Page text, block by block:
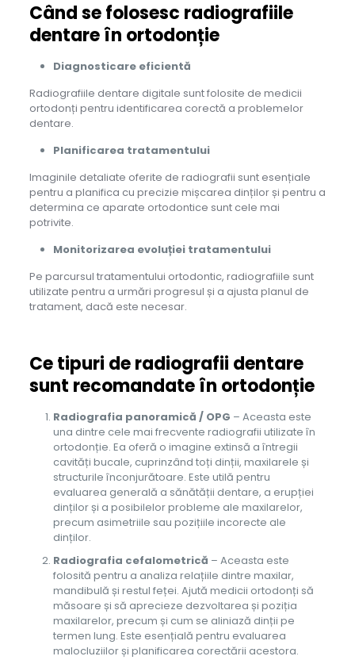
Când se folosesc radiografiile
dentare în ortodonție
Diagnosticare eficientă
Radiografiile dentare digitale sunt folosite de medicii
ortodonți pentru identificarea corectă a problemelor
dentare.
Planificarea tratamentului
Imaginile detaliate oferite de radiografii sunt esențiale
pentru a planifica cu precizie mișcarea dinților și pentru a
determina ce aparate ortodontice sunt cele mai
potrivite.
Monitorizarea evoluției tratamentului
Pe parcursul tratamentului ortodontic, radiografiile sunt
utilizate pentru a urmări progresul și a ajusta planul de
tratament, dacă este necesar.
Ce tipuri de radiografii dentare
sunt recomandate în ortodonție
Radiografia panoramică / OPG – Aceasta este
una dintre cele mai frecvente radiografii utilizate în
ortodonție. Ea oferă o imagine extinsă a întregii
cavități bucale, cuprinzând toți dinții, maxilarele și
structurile înconjurătoare. Este utilă pentru
evaluarea generală a sănătății dentare, a erupției
dinților și a posibilelor probleme ale maxilarelor,
precum asimetriile sau pozițiile incorecte ale
dinților.
Radiografia cefalometrică – Aceasta este
folosită pentru a analiza relațiile dintre maxilar,
mandibulă și restul feței. Ajută medicii ortodonți să
măsoare și să aprecieze dezvoltarea și poziția
maxilarelor, precum și cum se aliniază dinții pe
termen lung. Este esențială pentru evaluarea
malocluziilor și planificarea corectării acestora.